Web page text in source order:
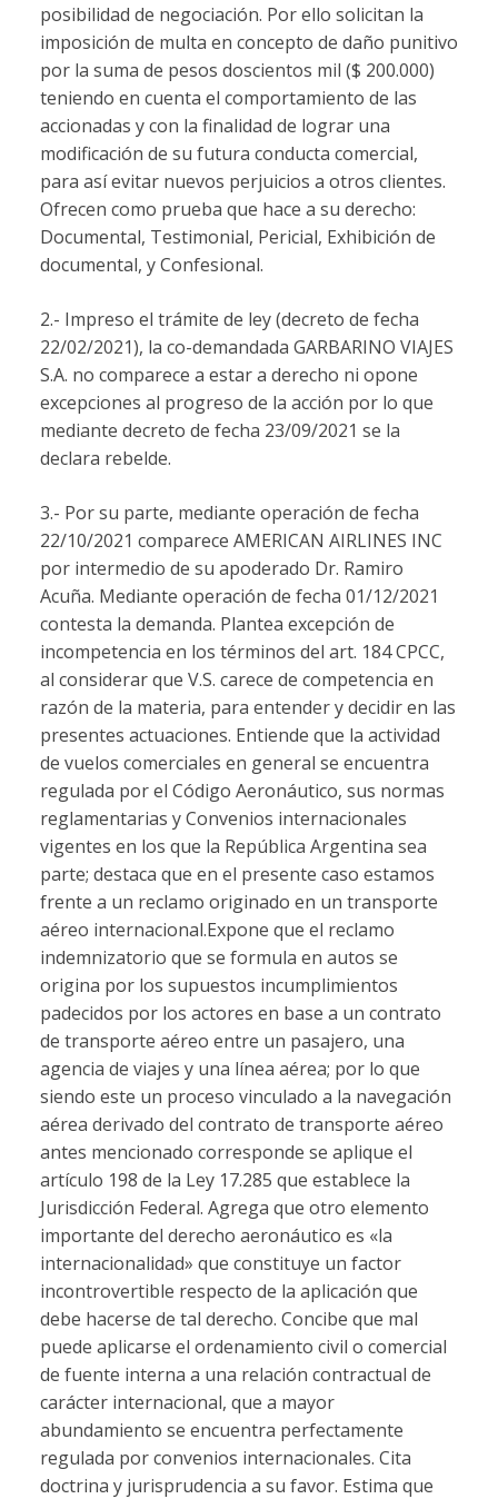
posibilidad de negociación. Por ello solicitan la
imposición de multa en concepto de daño punitivo
por la suma de pesos doscientos mil ($ 200.000)
teniendo en cuenta el comportamiento de las
accionadas y con la finalidad de lograr una
modificación de su futura conducta comercial,
para así evitar nuevos perjuicios a otros clientes.
Ofrecen como prueba que hace a su derecho:
Documental, Testimonial, Pericial, Exhibición de
documental, y Confesional.
2.- Impreso el trámite de ley (decreto de fecha
22/02/2021), la co-demandada GARBARINO VIAJES
S.A. no comparece a estar a derecho ni opone
excepciones al progreso de la acción por lo que
mediante decreto de fecha 23/09/2021 se la
declara rebelde.
3.- Por su parte, mediante operación de fecha
22/10/2021 comparece AMERICAN AIRLINES INC
por intermedio de su apoderado Dr. Ramiro
Acuña. Mediante operación de fecha 01/12/2021
contesta la demanda. Plantea excepción de
incompetencia en los términos del art. 184 CPCC,
al considerar que V.S. carece de competencia en
razón de la materia, para entender y decidir en las
presentes actuaciones. Entiende que la actividad
de vuelos comerciales en general se encuentra
regulada por el Código Aeronáutico, sus normas
reglamentarias y Convenios internacionales
vigentes en los que la República Argentina sea
parte; destaca que en el presente caso estamos
frente a un reclamo originado en un transporte
aéreo internacional.Expone que el reclamo
indemnizatorio que se formula en autos se
origina por los supuestos incumplimientos
padecidos por los actores en base a un contrato
de transporte aéreo entre un pasajero, una
agencia de viajes y una línea aérea; por lo que
siendo este un proceso vinculado a la navegación
aérea derivado del contrato de transporte aéreo
antes mencionado corresponde se aplique el
artículo 198 de la Ley 17.285 que establece la
Jurisdicción Federal. Agrega que otro elemento
importante del derecho aeronáutico es «la
internacionalidad» que constituye un factor
incontrovertible respecto de la aplicación que
debe hacerse de tal derecho. Concibe que mal
puede aplicarse el ordenamiento civil o comercial
de fuente interna a una relación contractual de
carácter internacional, que a mayor
abundamiento se encuentra perfectamente
regulada por convenios internacionales. Cita
doctrina y jurisprudencia a su favor. Estima que